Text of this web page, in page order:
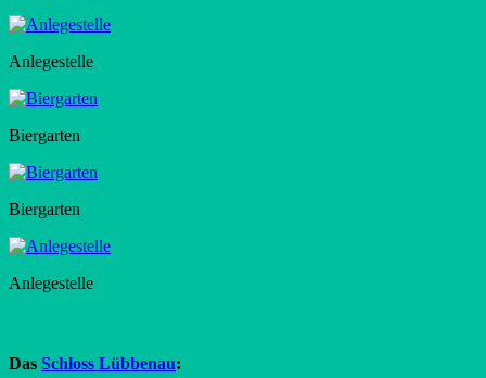
Anlegestelle
Biergarten
Biergarten
Anlegestelle
Das Schloss Lübbenau: